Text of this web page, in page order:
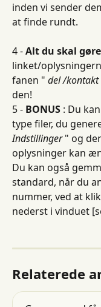
inden vi sender
at finde rundt.
4 - Alt du skal
linket/
fanen " del /kontakt
den!
5 - BONUS : Du
type filer, du
Indstillinger " og
oplysninger kan
Du kan også
standard, når du
nummer, ved at
nederst i vinduet
Relaterede